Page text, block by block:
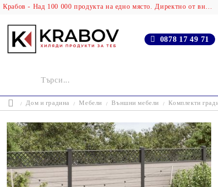
Крабов - Над 100 000 продукта на едно място. Директно от вносителя!
0878 17 49 71
Дом и градина Мебели Външни мебели Комплекти